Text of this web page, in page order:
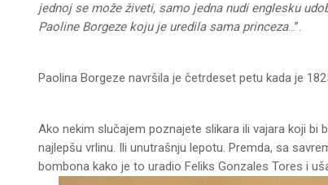
jednoj se može živeti, samo jedna nudi englesku
Paoline Borgeze koju je uredila sama princeza…”.
Paolina Borgeze navršila je četrdeset petu kada je
Ako nekim slučajem poznajete slikara ili vajara koji
najlepšu vrlinu. Ili unutrašnju lepotu. Premda, sa
bombona kako je to uradio Feliks Gonzales Tores i